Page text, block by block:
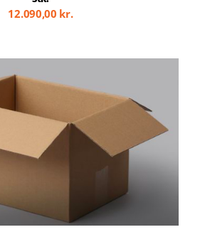
12.090,00 kr.
TILFØJ TIL KURV